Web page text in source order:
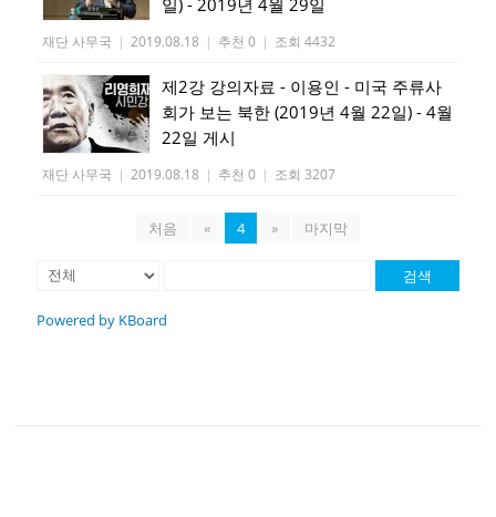
재단 사무국 | 2019.08.18 | 추천 0 | 조회 4432
제2강 강의자료 - 이용인 - 미국 주류사
회가 보는 북한 (2019년 4월 22일) - 4월
22일 게시
재단 사무국 | 2019.08.18 | 추천 0 | 조회 3207
처음 « 4 » 마지막
검색
Powered by KBoard